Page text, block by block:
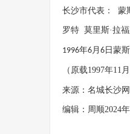
长沙市代表： 蒙
罗特 莫里斯·拉
1996年6 月 6日蒙
（原载1997年11
来源：名城长沙
编辑：周顺2024